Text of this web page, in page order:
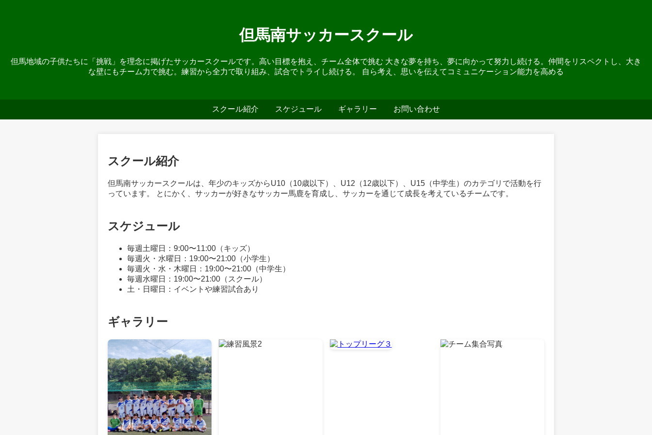
但馬南サッカースクール
但馬地域の子供たちに「挑戦」を理念に掲げたサッカースクールです。高い目標を抱え、チーム全体で挑む 大きな夢を持ち、夢に向かって努力し続ける。仲間をリスペクトし、大き
な壁にもチーム力で挑む。練習から全力で取り組み、試合でトライし続ける。 自ら考え、思いを伝えてコミュニケーション能力を高める
スクール紹介 スケジュール ギャラリー お問い合わせ
スクール紹介
但馬南サッカースクールは、年少のキッズからU10（10歳以下）、U12（12歳以下）、U15（中学生）のカテゴリで活動を行
っています。 とにかく、サッカーが好きなサッカー馬鹿を育成し、サッカーを通じて成長を考えているチームです。
スケジュール
毎週土曜日：9:00〜11:00（キッズ）
毎週火・水曜日：19:00〜21:00（小学生）
毎週火・水・木曜日：19:00〜21:00（中学生）
毎週水曜日：19:00〜21:00（スクール）
土・日曜日：イベントや練習試合あり
ギャラリー